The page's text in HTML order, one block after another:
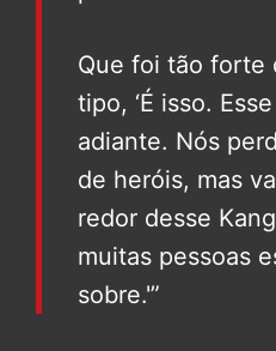
Que foi tão forte
tipo, ‘É isso.
adiante. Nós
de heróis, mas
redor desse
muitas pessoas
sobre.'”